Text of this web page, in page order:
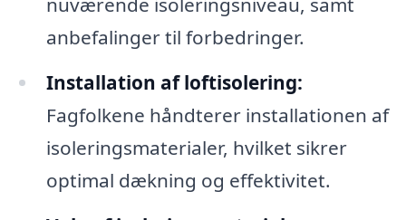
anbefalinger til forbedringer.
Installation af loftisolering:
Fagfolkene håndterer installationen af
isoleringsmaterialer, hvilket sikrer
optimal dækning og effektivitet.